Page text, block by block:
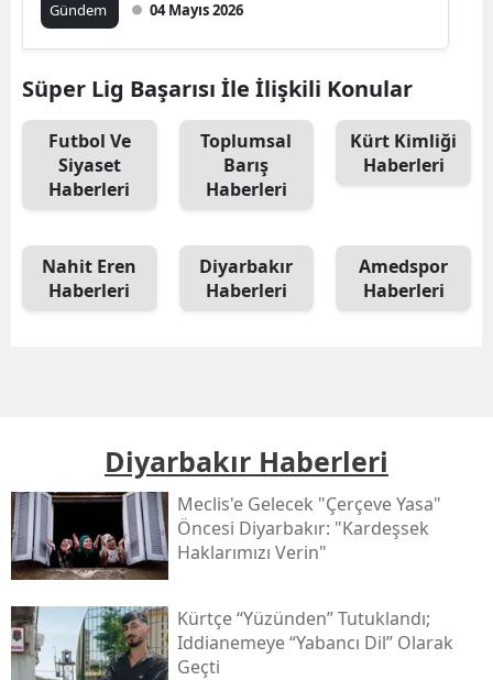
Gündem 04 Mayıs 2026
Süper Lig Başarısı İle İlişkili Konular
Futbol Ve
Siyaset
Haberleri
Toplumsal
Barış
Haberleri
Kürt Kimliği
Haberleri
Nahit Eren
Haberleri
Diyarbakır
Haberleri
Amedspor
Haberleri
Diyarbakır Haberleri
Meclis'e Gelecek "çerçeve Yasa"
Öncesi Diyarbakır: "kardeşsek
Haklarımızı Verin"
Kürtçe “yüzünden” Tutuklandı;
Iddianemeye “yabancı Dil” Olarak
Geçti